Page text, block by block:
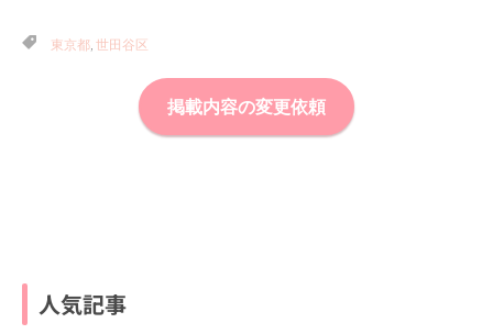
東京都, 世田谷区
掲載内容の変更依頼
人気記事